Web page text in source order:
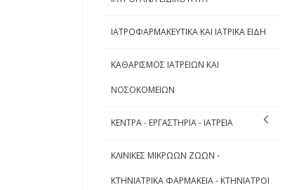
ΙΑΤΡΟΦΑΡΜΑΚΕΥΤΙΚΑ ΚΑΙ ΙΑΤΡΙΚΑ ΕΙΔΗ
ΚΑΘΑΡΙΣΜΟΣ ΙΑΤΡΕΙΩΝ ΚΑΙ
ΝΟΣΟΚΟΜΕΙΩΝ
ΚΕΝΤΡΑ - ΕΡΓΑΣΤΗΡΙΑ - ΙΑΤΡΕΙΑ
ΚΛΙΝΙΚΕΣ ΜΙΚΡΩΩΝ ΖΩΩΝ -
ΚΤΗΝΙΑΤΡΙΚΑ ΦΑΡΜΑΚΕΙΑ - ΚΤΗΝΙΑΤΡΟΙ